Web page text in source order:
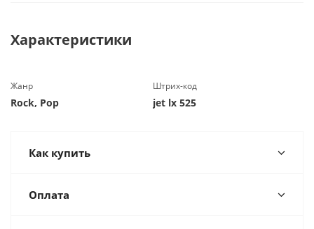
Характеристики
Жанр
Rock, Pop
Штрих-код
jet lx 525
Как купить
Оплата